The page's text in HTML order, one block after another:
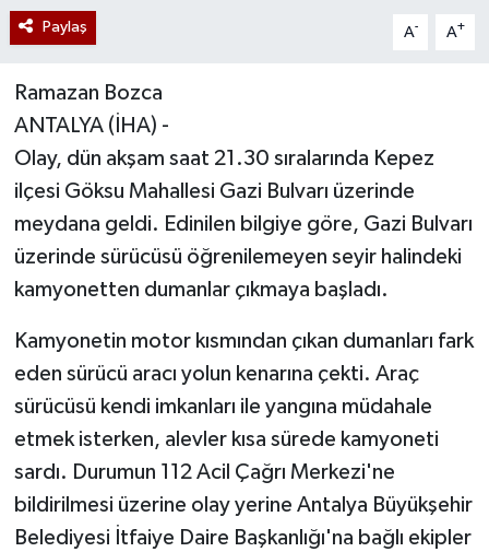
Paylaş A- A+
Ramazan Bozca
ANTALYA (İHA) -
Olay, dün akşam saat 21.30 sıralarında Kepez
ilçesi Göksu Mahallesi Gazi Bulvarı üzerinde
meydana geldi. Edinilen bilgiye göre, Gazi Bulvarı
üzerinde sürücüsü öğrenilemeyen seyir halindeki
kamyonetten dumanlar çıkmaya başladı.
Kamyonetin motor kısmından çıkan dumanları fark
eden sürücü aracı yolun kenarına çekti. Araç
sürücüsü kendi imkanları ile yangına müdahale
etmek isterken, alevler kısa sürede kamyoneti
sardı. Durumun 112 Acil Çağrı Merkezi'ne
bildirilmesi üzerine olay yerine Antalya Büyükşehir
Belediyesi İtfaiye Daire Başkanlığı'na bağlı ekipler